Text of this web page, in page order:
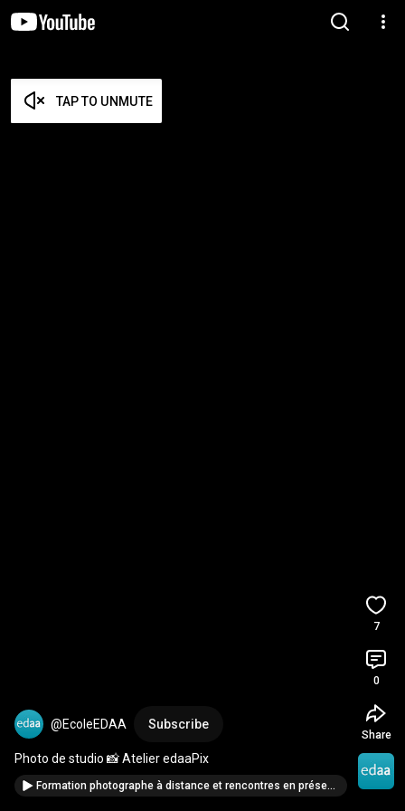
TAP TO UNMUTE
@EcoleEDAA Subscribe
Photo de studio 📸 Atelier edaaPix
Formation photographe à distance et rencontres en présentiel 📸 edaaPix
7
0
Share